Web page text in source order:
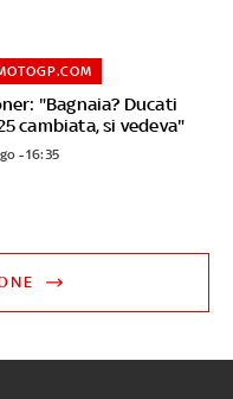
"Bagnaia? Ducati
cambiata, si vedeva"
- 16:35